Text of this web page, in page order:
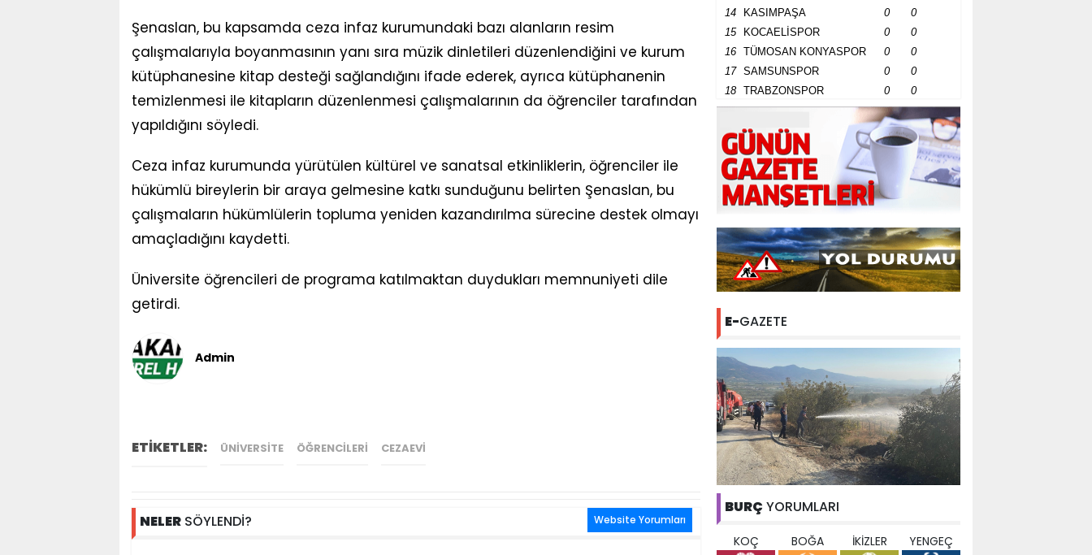
Şenaslan, bu kapsamda ceza infaz kurumundaki bazı alanların resim
çalışmalarıyla boyanmasının yanı sıra müzik dinletileri düzenlendiğini ve kurum
kütüphanesine kitap desteği sağlandığını ifade ederek, ayrıca kütüphanenin
temizlenmesi ile kitapların düzenlenmesi çalışmalarının da öğrenciler tarafından
yapıldığını söyledi.
Ceza infaz kurumunda yürütülen kültürel ve sanatsal etkinliklerin, öğrenciler ile
hükümlü bireylerin bir araya gelmesine katkı sunduğunu belirten Şenaslan, bu
çalışmaların hükümlülerin topluma yeniden kazandırılma sürecine destek olmayı
amaçladığını kaydetti.
Üniversite öğrencileri de programa katılmaktan duydukları memnuniyeti dile
getirdi.
Admin
ETİKETLER: ÜNIVERSITE ÖĞRENCILERI CEZAEVI
NELER SÖYLENDİ? Website Yorumları
14
KASIMPAŞA 0
0
15
KOCAELİSPOR 0
0
16
TÜMOSAN KONYASPOR 0
0
17
SAMSUNSPOR 0
0
18
TRABZONSPOR 0 0
E-GAZETE
BURÇ YORUMLARI
KOÇ BOĞA İKİZLER YENGEÇ